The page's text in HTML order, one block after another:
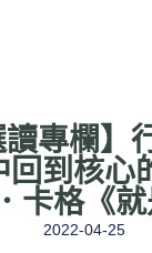
讀專欄】
回到核心
卡格《就
2022-04-25